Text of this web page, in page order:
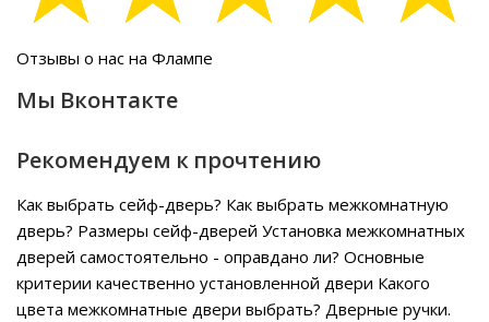
Отзывы о нас на Флампе
Мы Вконтакте
Рекомендуем к прочтению
Как выбрать сейф-дверь? Как выбрать межкомнатную
дверь? Размеры сейф-дверей Установка межкомнатных
дверей самостоятельно - оправдано ли? Основные
критерии качественно установленной двери Какого
цвета межкомнатные двери выбрать? Дверные ручки.